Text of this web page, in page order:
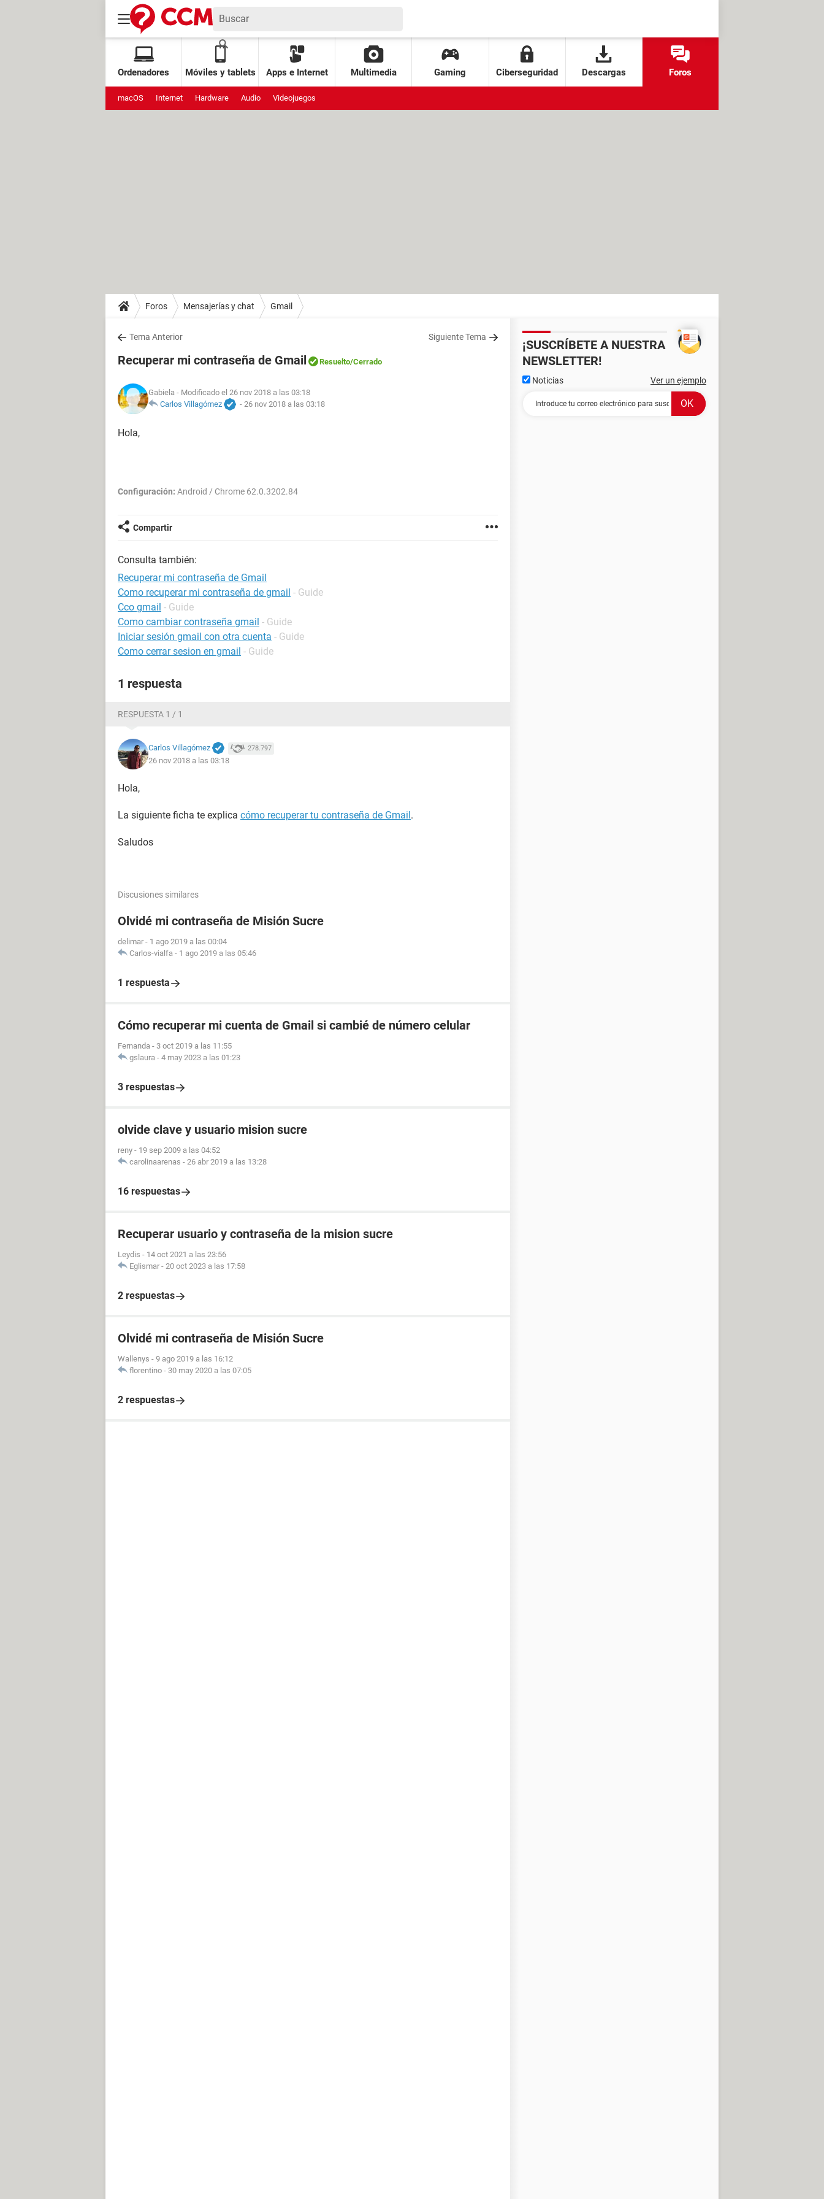
Ordenadores Móviles y tablets Apps e Internet Multimedia Gaming Ciberseguridad Descargas Foros
macOS Internet Hardware Audio Videojuegos
Foros Mensajerías y chat Gmail
Tema Anterior Siguiente Tema
Recuperar mi contraseña de Gmail Resuelto/Cerrado
Gabiela - Modificado el 26 nov 2018 a las 03:18
Carlos Villagómez
- 26 nov 2018 a las 03:18
Hola,
Configuración: Android / Chrome 62.0.3202.84
Compartir
Consulta también:
Recuperar mi contraseña de Gmail
Como recuperar mi contraseña de gmail - Guide
Cco gmail - Guide
Como cambiar contraseña gmail - Guide
Iniciar sesión gmail con otra cuenta - Guide
Como cerrar sesion en gmail - Guide
1 respuesta
RESPUESTA 1 / 1
Carlos Villagómez 278.797
26 nov 2018 a las 03:18
Hola,
La siguiente ficha te explica cómo recuperar tu contraseña de Gmail.
Saludos
Discusiones similares
Olvidé mi contraseña de Misión Sucre
delimar - 1 ago 2019 a las 00:04
Carlos-vialfa - 1 ago 2019 a las 05:46
1 respuesta
Cómo recuperar mi cuenta de Gmail si cambié de número celular
Fernanda - 3 oct 2019 a las 11:55
gslaura - 4 may 2023 a las 01:23
3 respuestas
olvide clave y usuario mision sucre
reny - 19 sep 2009 a las 04:52
carolinaarenas - 26 abr 2019 a las 13:28
16 respuestas
Recuperar usuario y contraseña de la mision sucre
Leydis - 14 oct 2021 a las 23:56
Eglismar - 20 oct 2023 a las 17:58
2 respuestas
Olvidé mi contraseña de Misión Sucre
Wallenys - 9 ago 2019 a las 16:12
florentino - 30 may 2020 a las 07:05
2 respuestas
¡SUSCRÍBETE A NUESTRA
NEWSLETTER!
Noticias Ver un ejemplo